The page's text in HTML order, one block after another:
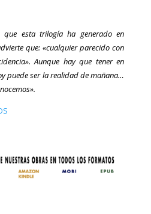
que esta trilogía ha generado en
que: «cualquier parecido con
Aunque hay que tener en
puede ser la realidad de mañana…